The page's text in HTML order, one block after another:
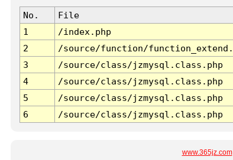
No. File
1
/index.php
2
/source/function/
3
/source/class/jzmysql.class.php
4
/source/class/jzmysql.class.php
5
/source/class/jzmysql.class.php
6
/source/class/jzmysql.class.php
www.365jz.com